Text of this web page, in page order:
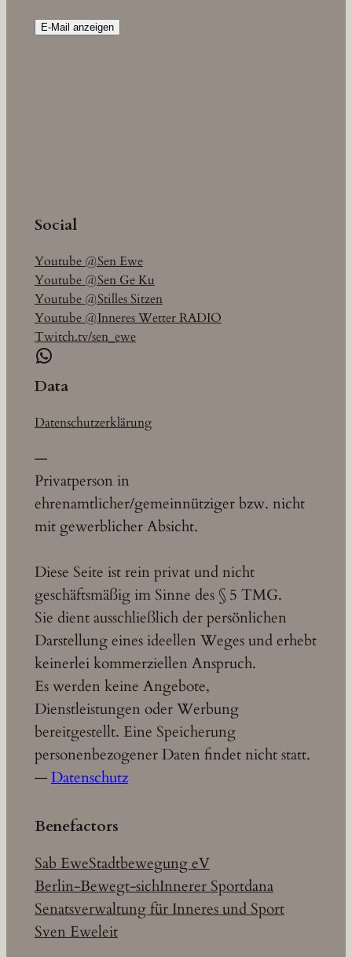
E-Mail anzeigen
Social
Youtube @Sen Ewe
Youtube @Sen Ge Ku
Youtube @Stilles Sitzen
Youtube @Inneres Wetter RADIO
Twitch.tv/sen_ewe
WhatsApp
Data
Datenschutzerklärung
—
Privatperson in
ehrenamtlicher/gemeinnütziger bzw. nicht
mit gewerblicher Absicht.
Diese Seite ist rein privat und nicht
geschäftsmäßig im Sinne des § 5 TMG.
Sie dient ausschließlich der persönlichen
Darstellung eines ideellen Weges und erhebt
keinerlei kommerziellen Anspruch.
Es werden keine Angebote,
Dienstleistungen oder Werbung
bereitgestellt. Eine Speicherung
personenbezogener Daten findet nicht statt.
—Datenschutz
Benefactors
Sab EweStadtbewegung eV
Berlin-Bewegt-sichInnerer Sportdana
Senatsverwaltung für Inneres und Sport
Sven Eweleit